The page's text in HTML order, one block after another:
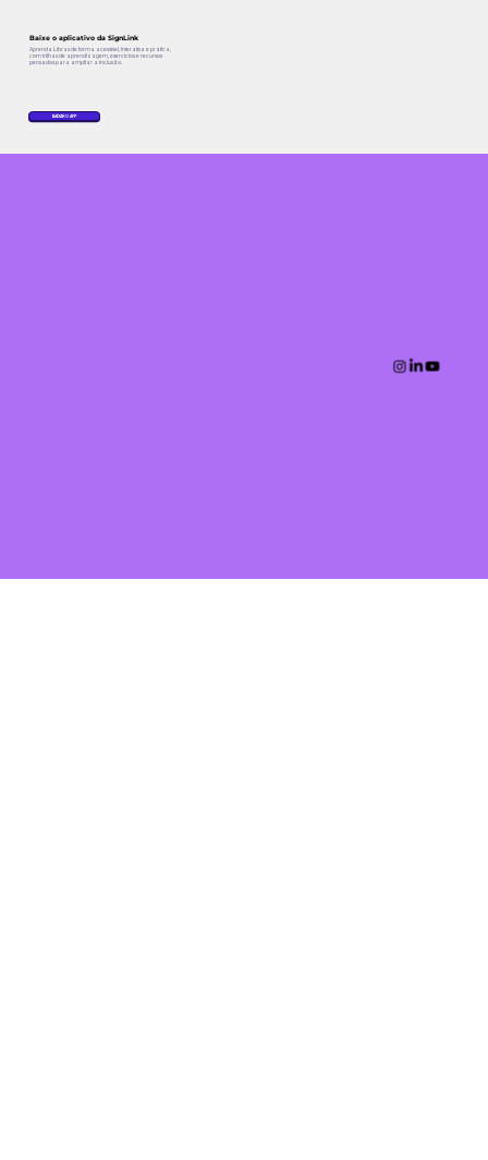
Baixe o aplicativo da SignLink
Aprenda Libras de forma acessível, interativa e prática,
com trilhas de aprendizagem, exercícios e recursos
pensados para ampliar a inclusão.
BAIXAR O APP